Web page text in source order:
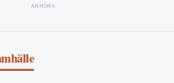
ANNONS